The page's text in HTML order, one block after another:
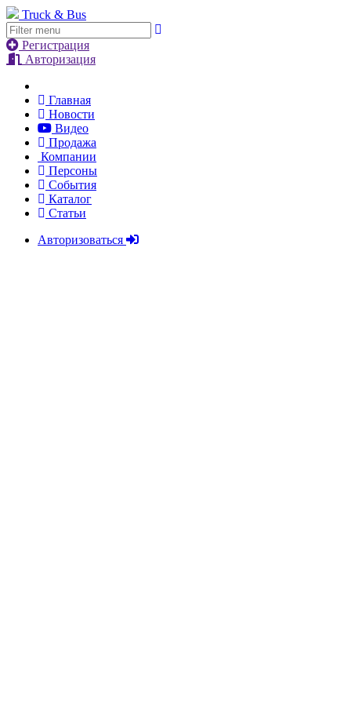
Truck & Bus
Регистрация
Авторизация
Главная
Новости
Видео
Продажа
Компании
Персоны
События
Каталог
Статьи
Авторизоваться